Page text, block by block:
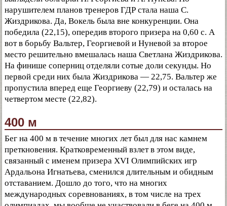
нарушителем планов тренеров ГДР стала наша С.
Жиздрикова. Да, Вокель была вне конкуренции. Она
победила (22,15), опередив второго призера на 0,60 с. А
вот в борьбу Вальтер, Георгиевой и Нуневой за второе
место решительно вмешалась наша Светлана Жиздрикова.
На финише соперниц отделяли сотые доли секунды. Но
первой среди них была Жиздрикова — 22,75. Вальтер же
пропустила вперед еще Георгиеву (22,79) и осталась на
четвертом месте (22,82).
400 м
Бег на 400 м в течение многих лет был для нас камнем
преткновения. Кратковременный взлет в этом виде,
связанный с именем призера XVI Олимпийских игр
Ардальона Игнатьева, сменился длительным и обидным
отставанием. Дошло до того, что на многих
международных соревнованиях, в том числе на трех